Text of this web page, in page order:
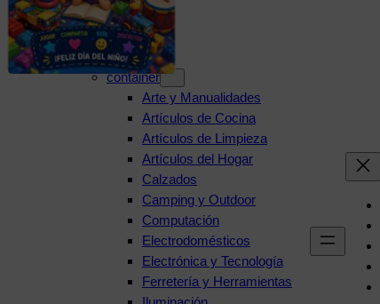
Categorías
container
Arte y Manualidades
Artículos de Cocina
Artículos de Limpieza
Artículos del Hogar
Calzados
Camping y Outdoor
Computación
Electrodomésticos
Electrónica y Tecnología
Ferretería y Herramientas